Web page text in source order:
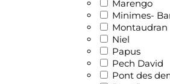
Marengo
Minimes-
Montaudran
Niel
Papus
Pech David
Pont des